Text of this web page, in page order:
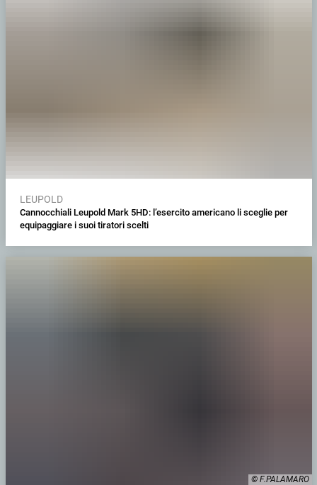
LEUPOLD
Cannocchiali Leupold Mark 5HD: l’esercito americano li sceglie per
equipaggiare i suoi tiratori scelti
© F.PALAMARO